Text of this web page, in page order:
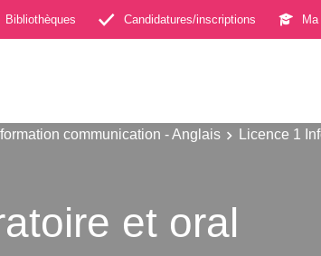
Bibliothèques Candidatures/inscriptions Ma
communication - Anglais
Licence 1
et oral